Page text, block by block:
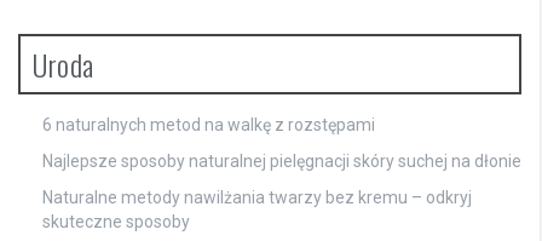
Uroda
6 naturalnych metod na walkę z rozstępami
Najlepsze sposoby naturalnej pielęgnacji skóry suchej na dłonie
Naturalne metody nawilżania twarzy bez kremu – odkryj
skuteczne sposoby